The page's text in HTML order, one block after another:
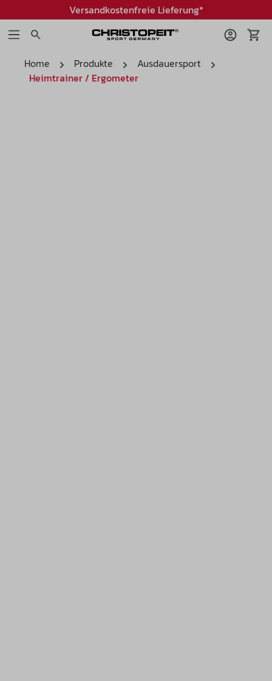
Versandkostenfreie Lieferung*
Home Produkte
Ausdauersport
Heimtrainer / Ergometer